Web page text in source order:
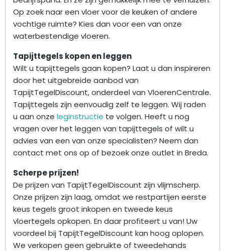
Op zoek naar een vloer voor de keuken of andere
vochtige ruimte? Kies dan voor een van onze
waterbestendige vloeren.
Tapijttegels kopen en leggen
Wilt u tapijttegels gaan kopen? Laat u dan inspireren
door het uitgebreide aanbod van
TapijtTegelDiscount, onderdeel van VloerenCentrale.
Tapijttegels zijn eenvoudig zelf te leggen. Wij raden
u aan onze leginstructie te volgen. Heeft u nog
vragen over het leggen van tapijttegels of wilt u
advies van een van onze specialisten? Neem dan
contact met ons op of bezoek onze outlet in Breda.
Scherpe prijzen!
De prijzen van TapijtTegelDiscount zijn vlijmscherp.
Onze prijzen zijn laag, omdat we restpartijen eerste
keus tegels groot inkopen en tweede keus
vloertegels opkopen. En daar profiteert u van! Uw
voordeel bij TapijtTegelDiscount kan hoog oplopen.
We verkopen geen gebruikte of tweedehands